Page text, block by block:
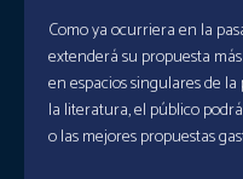
Como ya ocurriera en la
extenderá su propuesta
en espacios singulares de
la literatura, el público
o las mejores propuestas